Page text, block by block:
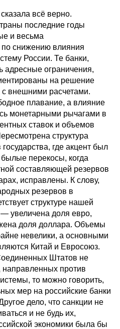
всё верно.
последние годы
и весьма
снижению влияния
России. Те банки,
адресные ограничения,
на решение
внешними расчетами.
плавание, а влияние
монетарными рычагами в
ставок и объемов
структура
где акцент был
перекосы, когда
составляющей резервов
исправлены. К слову,
резервов в
структуре нашей
увеличена доля евро,
доля доллара. Объемы
невелики, а основными
Китай и Евросоюз.
Штатов не
направленных против
то можно говорить,
мер на российские банки
дело, что санкции не
и не будь их,
экономики была бы